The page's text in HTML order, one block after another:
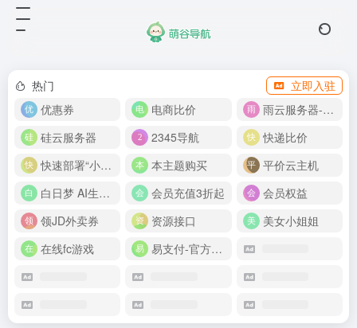
热门
立即入驻
优惠券
电商比价
雨云服务器-新人首月 5 折
硅云服务器
2345导航
快递比价
快速部署“小龙虾”
本主题购买
平价云主机
白日梦 AI生成50分钟视频
会员充值3折起
会员权益
领JD外卖券
资源接口
美女小姐姐
在线fc游戏
易支付-官方网站